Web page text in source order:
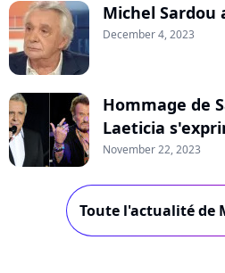
Michel
December 4, 2023
Hommage de
Laeticia
November 22, 2023
Toute l'actualité de